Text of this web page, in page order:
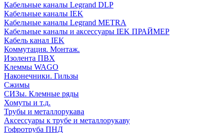
Кабельные каналы Legrand DLP
Кабельные каналы IEK
Кабельные каналы Legrand METRA
Кабельные каналы и аксессуары IEK ПРАЙМЕР
Кабель канал IEK
Коммутация. Монтаж.
Изолента ПВХ
Клеммы WAGO
Наконечники. Гильзы
Сжимы
СИЗы. Клемные ряды
Хомуты и т.д.
Трубы и металлорукава
Аксессуары к трубе и металлорукаву
Гофротруба ПНД